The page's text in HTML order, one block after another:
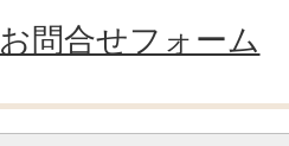
お問合せフォーム